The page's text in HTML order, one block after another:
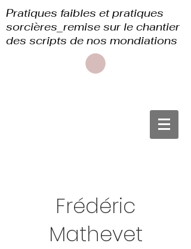
Pratiques faibles et pratiques
sorcières_remise sur le chantier
des scripts de nos mondiations
Frédéric
Mathevet